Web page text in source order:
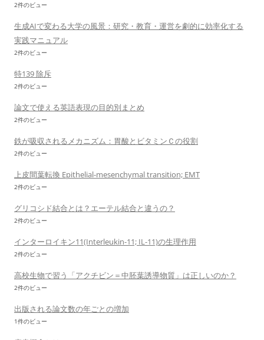
2件のビュー
生成AIで変わる大学の風景：研究・教育・運営を劇的に効率化する
実践マニュアル
2件のビュー
特139 除斥
2件のビュー
論文で使える英語表現の目的別まとめ
2件のビュー
鉄が吸収されるメカニズム：胃酸とビタミンＣの役割
2件のビュー
上皮間葉転換 Epithelial-mesenchymal transition; EMT
2件のビュー
グリコシド結合とは？エーテル結合と違うの？
2件のビュー
インターロイキン11(Interleukin-11; IL-11)の生理作用
2件のビュー
高校生物で習う「アクチビン＝中胚葉誘導物質」は正しいのか？
2件のビュー
出版される論文数の年ごとの増加
1件のビュー